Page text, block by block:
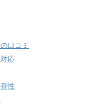
口コミ
応
性